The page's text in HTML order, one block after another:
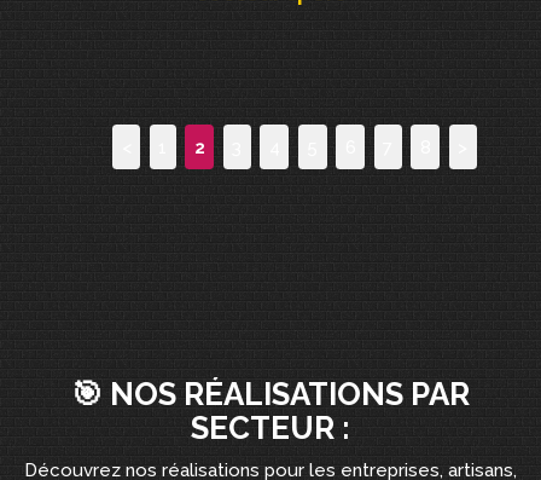
2
🎯 NOS RÉALISATIONS PAR
SECTEUR :
Découvrez nos réalisations pour les entreprises, artisans,